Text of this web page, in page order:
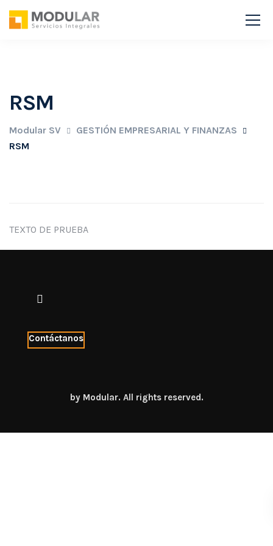
RSM
Modular SV
GESTIÓN EMPRESARIAL Y FINANZAS
RSM
TEXTO DE PRUEBA
Contáctanos
by Modular. All rights reserved.